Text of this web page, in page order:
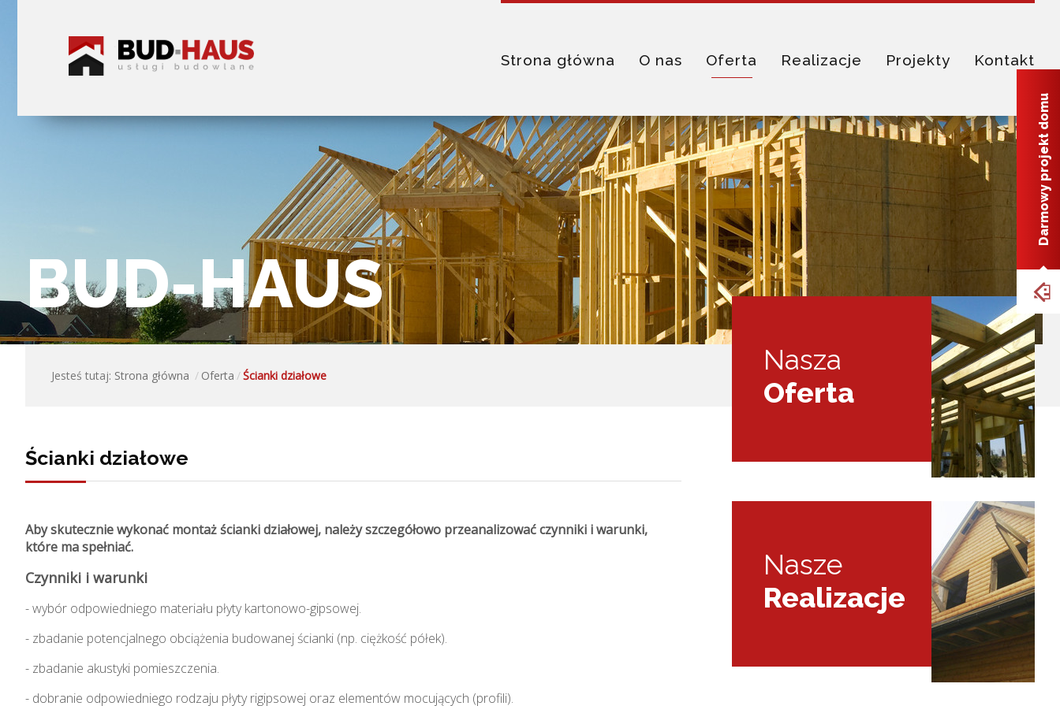
Darmowy projekt domu
Strona główna O nas Oferta Realizacje Projekty Kontakt
BUD-HAUS
Jesteś tutaj: Strona główna Oferta Ścianki działowe
Ścianki działowe
Aby skutecznie wykonać montaż ścianki działowej, należy szczegółowo przeanalizować czynniki i warunki,
które ma spełniać.
Czynniki i warunki
- wybór odpowiedniego materiału płyty kartonowo-gipsowej.
- zbadanie potencjalnego obciążenia budowanej ścianki (np. ciężkość półek).
- zbadanie akustyki pomieszczenia.
- dobranie odpowiedniego rodzaju płyty rigipsowej oraz elementów mocujących (profili).
Nasza
Oferta
Nasze
Realizacje